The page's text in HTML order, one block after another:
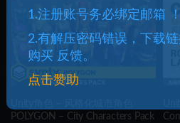
POLYGON – City Characters Pack
1.注册账号务必绑定邮箱 ！
2.有解压密码错误，下载
购买 反馈。
点击赞助